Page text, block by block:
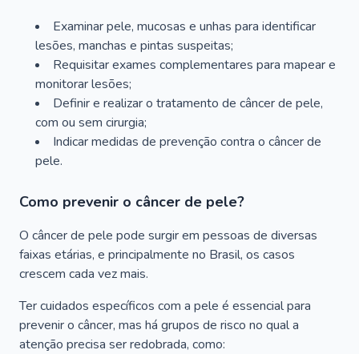
Examinar pele, mucosas e unhas para identificar
lesões, manchas e pintas suspeitas;
Requisitar exames complementares para mapear e
monitorar lesões;
Definir e realizar o tratamento de câncer de pele,
com ou sem cirurgia;
Indicar medidas de prevenção contra o câncer de
pele.
Como prevenir o câncer de pele?
O câncer de pele pode surgir em pessoas de diversas
faixas etárias, e principalmente no Brasil, os casos
crescem cada vez mais.
Ter cuidados específicos com a pele é essencial para
prevenir o câncer, mas há grupos de risco no qual a
atenção precisa ser redobrada, como: